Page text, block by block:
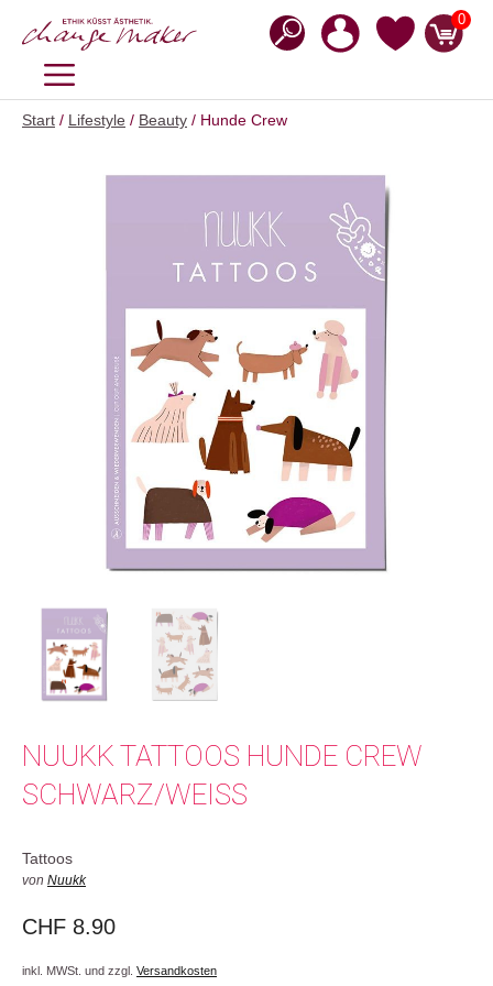
Inhalt
0
MENÜ
Start / Lifestyle / Beauty / Hunde Crew
NUUKK TATTOOS HUNDE CREW
SCHWARZ/WEISS
Tattoos
von Nuukk
CHF 8.90
inkl. MWSt. und zzgl. Versandkosten